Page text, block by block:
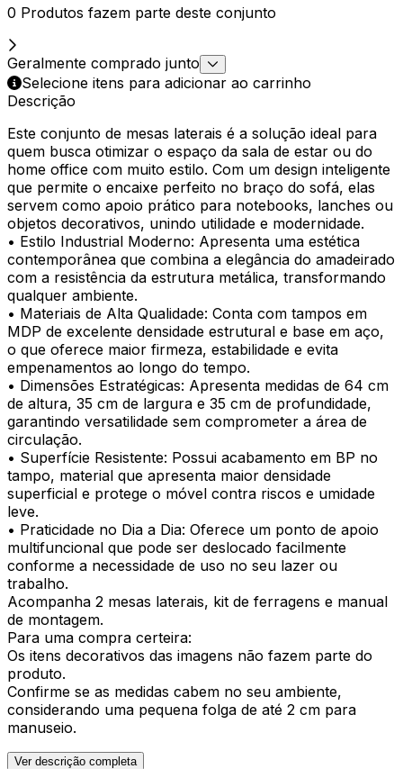
0 Produtos fazem parte deste conjunto
Geralmente comprado junto
Selecione itens para adicionar ao carrinho
Descrição
Este conjunto de mesas laterais é a solução ideal para
quem busca otimizar o espaço da sala de estar ou do
home office com muito estilo. Com um design inteligente
que permite o encaixe perfeito no braço do sofá, elas
servem como apoio prático para notebooks, lanches ou
objetos decorativos, unindo utilidade e modernidade.
• Estilo Industrial Moderno: Apresenta uma estética
contemporânea que combina a elegância do amadeirado
com a resistência da estrutura metálica, transformando
qualquer ambiente.
• Materiais de Alta Qualidade: Conta com tampos em
MDP de excelente densidade estrutural e base em aço,
o que oferece maior firmeza, estabilidade e evita
empenamentos ao longo do tempo.
• Dimensões Estratégicas: Apresenta medidas de 64 cm
de altura, 35 cm de largura e 35 cm de profundidade,
garantindo versatilidade sem comprometer a área de
circulação.
• Superfície Resistente: Possui acabamento em BP no
tampo, material que apresenta maior densidade
superficial e protege o móvel contra riscos e umidade
leve.
• Praticidade no Dia a Dia: Oferece um ponto de apoio
multifuncional que pode ser deslocado facilmente
conforme a necessidade de uso no seu lazer ou
trabalho.
Acompanha 2 mesas laterais, kit de ferragens e manual
de montagem.
Para uma compra certeira:
Os itens decorativos das imagens não fazem parte do
produto.
Confirme se as medidas cabem no seu ambiente,
considerando uma pequena folga de até 2 cm para
manuseio.
Ver descrição completa